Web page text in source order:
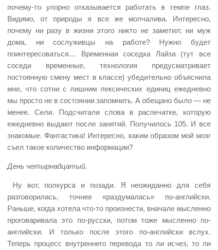
почему-то упорно отказывается работать в темпе глаз.
Видимо, от природы я все же молчалива. Интересно,
почему ни разу в жизни этого никто не заметил: ни муж
дома, ни сослуживцы на работе? Нужно будет
поинтересоваться… Временная соседка Лайза (тут все
соседи временные, технология предусматривает
постоянную смену мест в классе) убедительно объяснила
мне, что сотни с лишним лексических единиц ежедневно
мы просто не в состоянии запомнить. А обещано было — не
менее. Сели. Подсчитали слова в распечатке, которую
ежедневно выдают после занятий. Получилось 105. И все
знакомые. Фантастика! Интересно, каким образом мой мозг
съел такое количество информации?
День четырнадцатый.
Ну вот, полкурса и позади. Я неожиданно для себя
разговорилась, точнее «раздумалась» по-английски.
Раньше, когда хотела что-то произнести, вначале мысленно
проговаривала это по-русски, потом тоже мысленно по-
английски. И только после этого по-английски вслух.
Теперь процесс внутреннего перевода то ли исчез, то ли